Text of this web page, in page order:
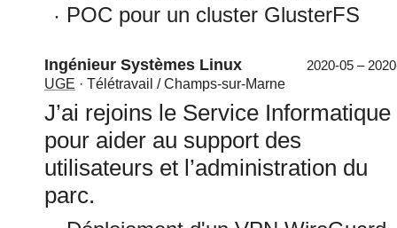
POC pour un cluster GlusterFS
Ingénieur Systèmes Linux
UGE · Télétravail / Champs-sur-Marne
2020-05 –
J’ai rejoins le Service Informatique
pour aider au support des
utilisateurs et l’administration du
parc.